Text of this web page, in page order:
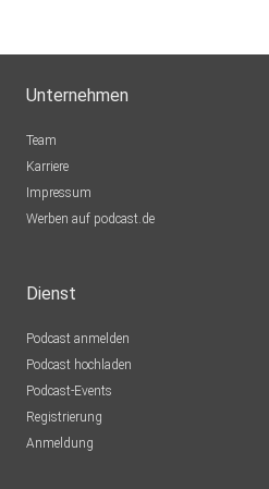
Unternehmen
Team
Karriere
Impressum
Werben auf podcast.de
Dienst
Podcast anmelden
Podcast hochladen
Podcast-Events
Registrierung
Anmeldung